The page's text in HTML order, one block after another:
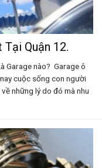
Tại Quận 12.
Garage nào? Garage ô
cuộc sống con người
những lý do đó mà nhu